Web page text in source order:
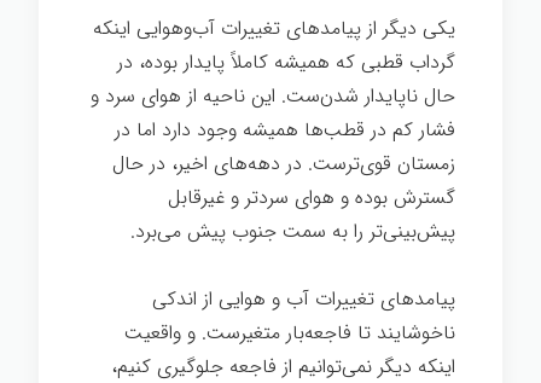
یکی دیگر از پیامدهای تغییرات آب‌وهوایی اینکه
گرداب قطبی که همیشه کاملاً پایدار بوده، در
حال ناپایدار شدن‌ست. این ناحیه از هوای سرد و
فشار کم در قطب‌ها همیشه وجود دارد اما در
زمستان قوی‌ترست. در دهه‌های اخیر، در حال
گسترش بوده و هوای سردتر و غیرقابل
پیش‌بینی‌تر را به سمت جنوب پیش می‌برد.
پیامدهای تغییرات آب و هوایی از اندکی
ناخوشایند تا فاجعه‌بار متغیرست. و واقعیت
اینکه دیگر نمی‌توانیم از فاجعه جلوگیری کنیم،